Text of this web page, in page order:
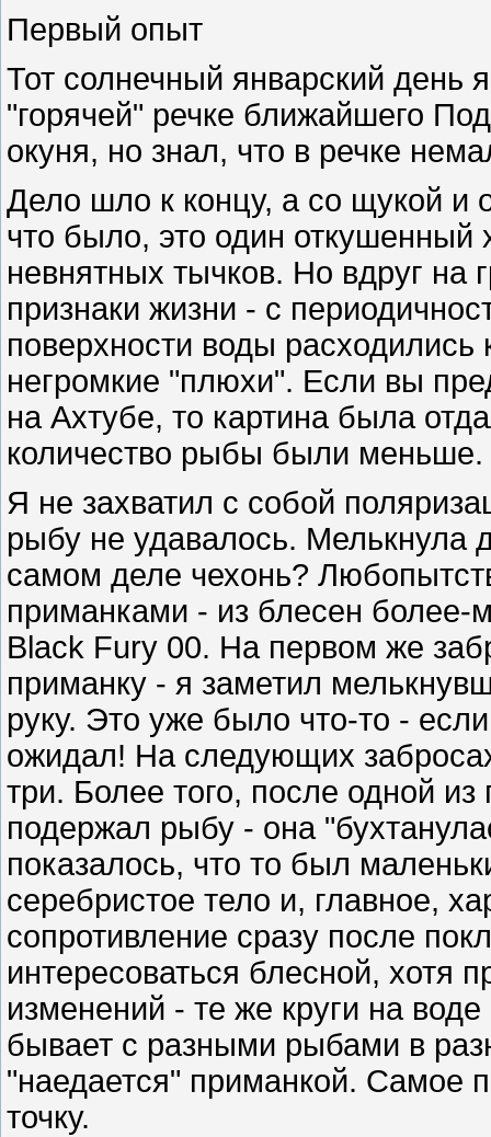
Первый опыт
Тот солнечный январский день
"горячей" речке ближайшего
окуня, но знал, что в речке
Дело шло к концу, а со щукой и
что было, это один откушенный
невнятных тычков. Но вдруг на
признаки жизни - с
поверхности воды расходились
негромкие "плюхи". Если вы
на Ахтубе, то картина была
количество рыбы были меньше.
Я не захватил с собой
рыбу не удавалось. Мелькнула
самом деле чехонь?
приманками - из блесен
Black Fury 00. На первом же
приманку - я заметил
руку. Это уже было что-то -
ожидал! На следующих
три. Более того, после одной
подержал рыбу - она
показалось, что то был
серебристое тело и, главное,
сопротивление сразу после
интересоваться блесной, хотя
изменений - те же круги на
бывает с разными рыбами в
"наедается" приманкой. Самое
точку.